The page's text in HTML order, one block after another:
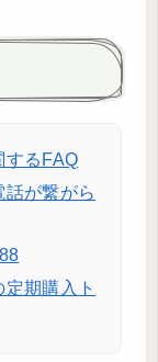
するFAQ
話が繋がら
期購入ト